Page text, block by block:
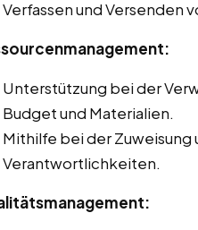
Verfassen und Versenden
Unterstützung bei der
Budget und Materialien.
Mithilfe bei der Zuweisung
Verantwortlichkeiten.